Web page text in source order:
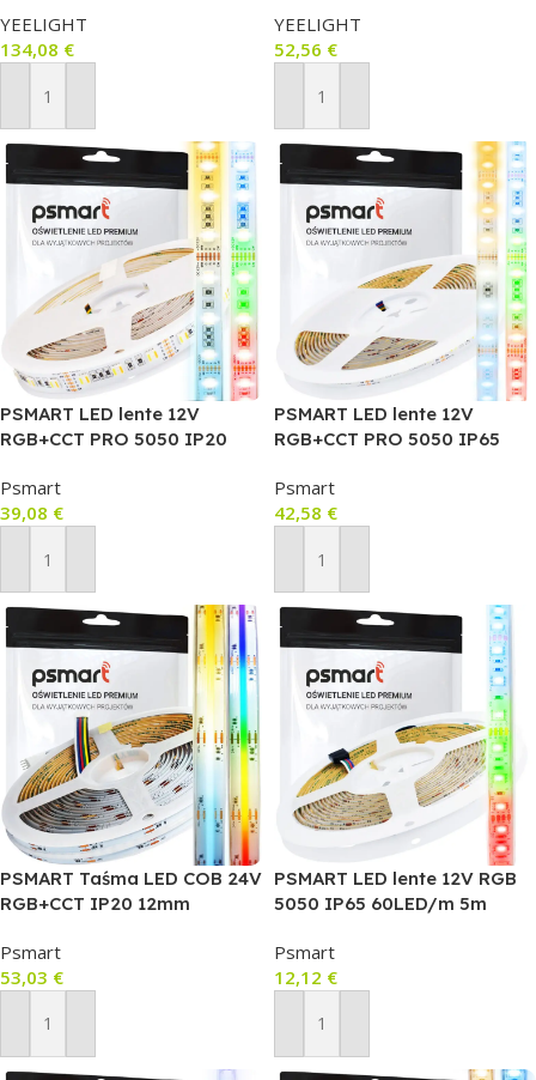
YEELIGHT
134,08 €
Pievienot Grozam
YEELIGHT
52,56 €
Pievienot Grozam
PSMART LED lente 12V
RGB+CCT PRO 5050 IP20
Psmart
39,08 €
Pievienot Grozam
PSMART LED lente 12V
RGB+CCT PRO 5050 IP65
2300K–6500K)
Psmart
42,58 €
Pievienot Grozam
PSMART Taśma LED COB 24V
RGB+CCT IP20 12mm
Psmart
53,03 €
Pievienot Grozam
PSMART LED lente 12V RGB
5050 IP65 60LED/m 5m
Psmart
12,12 €
Pievienot Grozam